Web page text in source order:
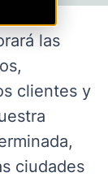
las
clientes y
ciudades